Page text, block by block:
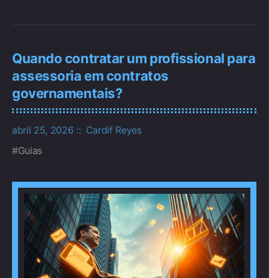
Quando contratar um profissional para
assessoria em contratos
governamentais?
abril 25, 2026
Cardif Reyes
Guias